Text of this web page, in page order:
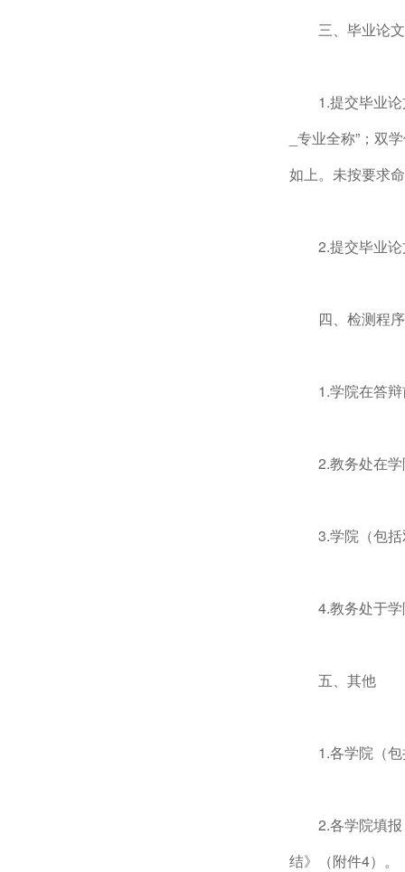
三、毕业论
1.提交毕业
_专业全称”；双
如上。未按要求
2.提交毕业
四、检测程序
1.学院在答
2.教务处在
3.学院（包
4.教务处于
五、其他
1.各学院（
2.各学院填
结》（附件4）。